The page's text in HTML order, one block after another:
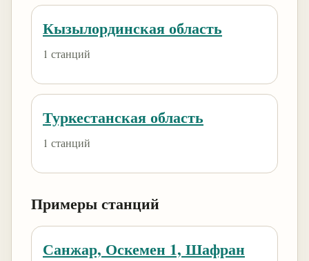
Кызылординская область
1 станций
Туркестанская область
1 станций
Примеры станций
Санжар, Оскемен 1, Шафран